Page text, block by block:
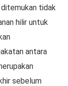
tidak
hilir untuk
antara
sebelum